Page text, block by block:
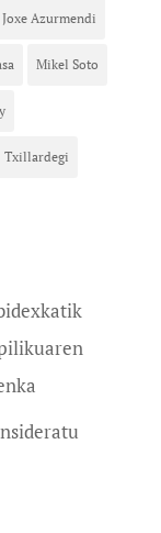
Joxe Azurmendi
Mikel Soto
Txillardegi